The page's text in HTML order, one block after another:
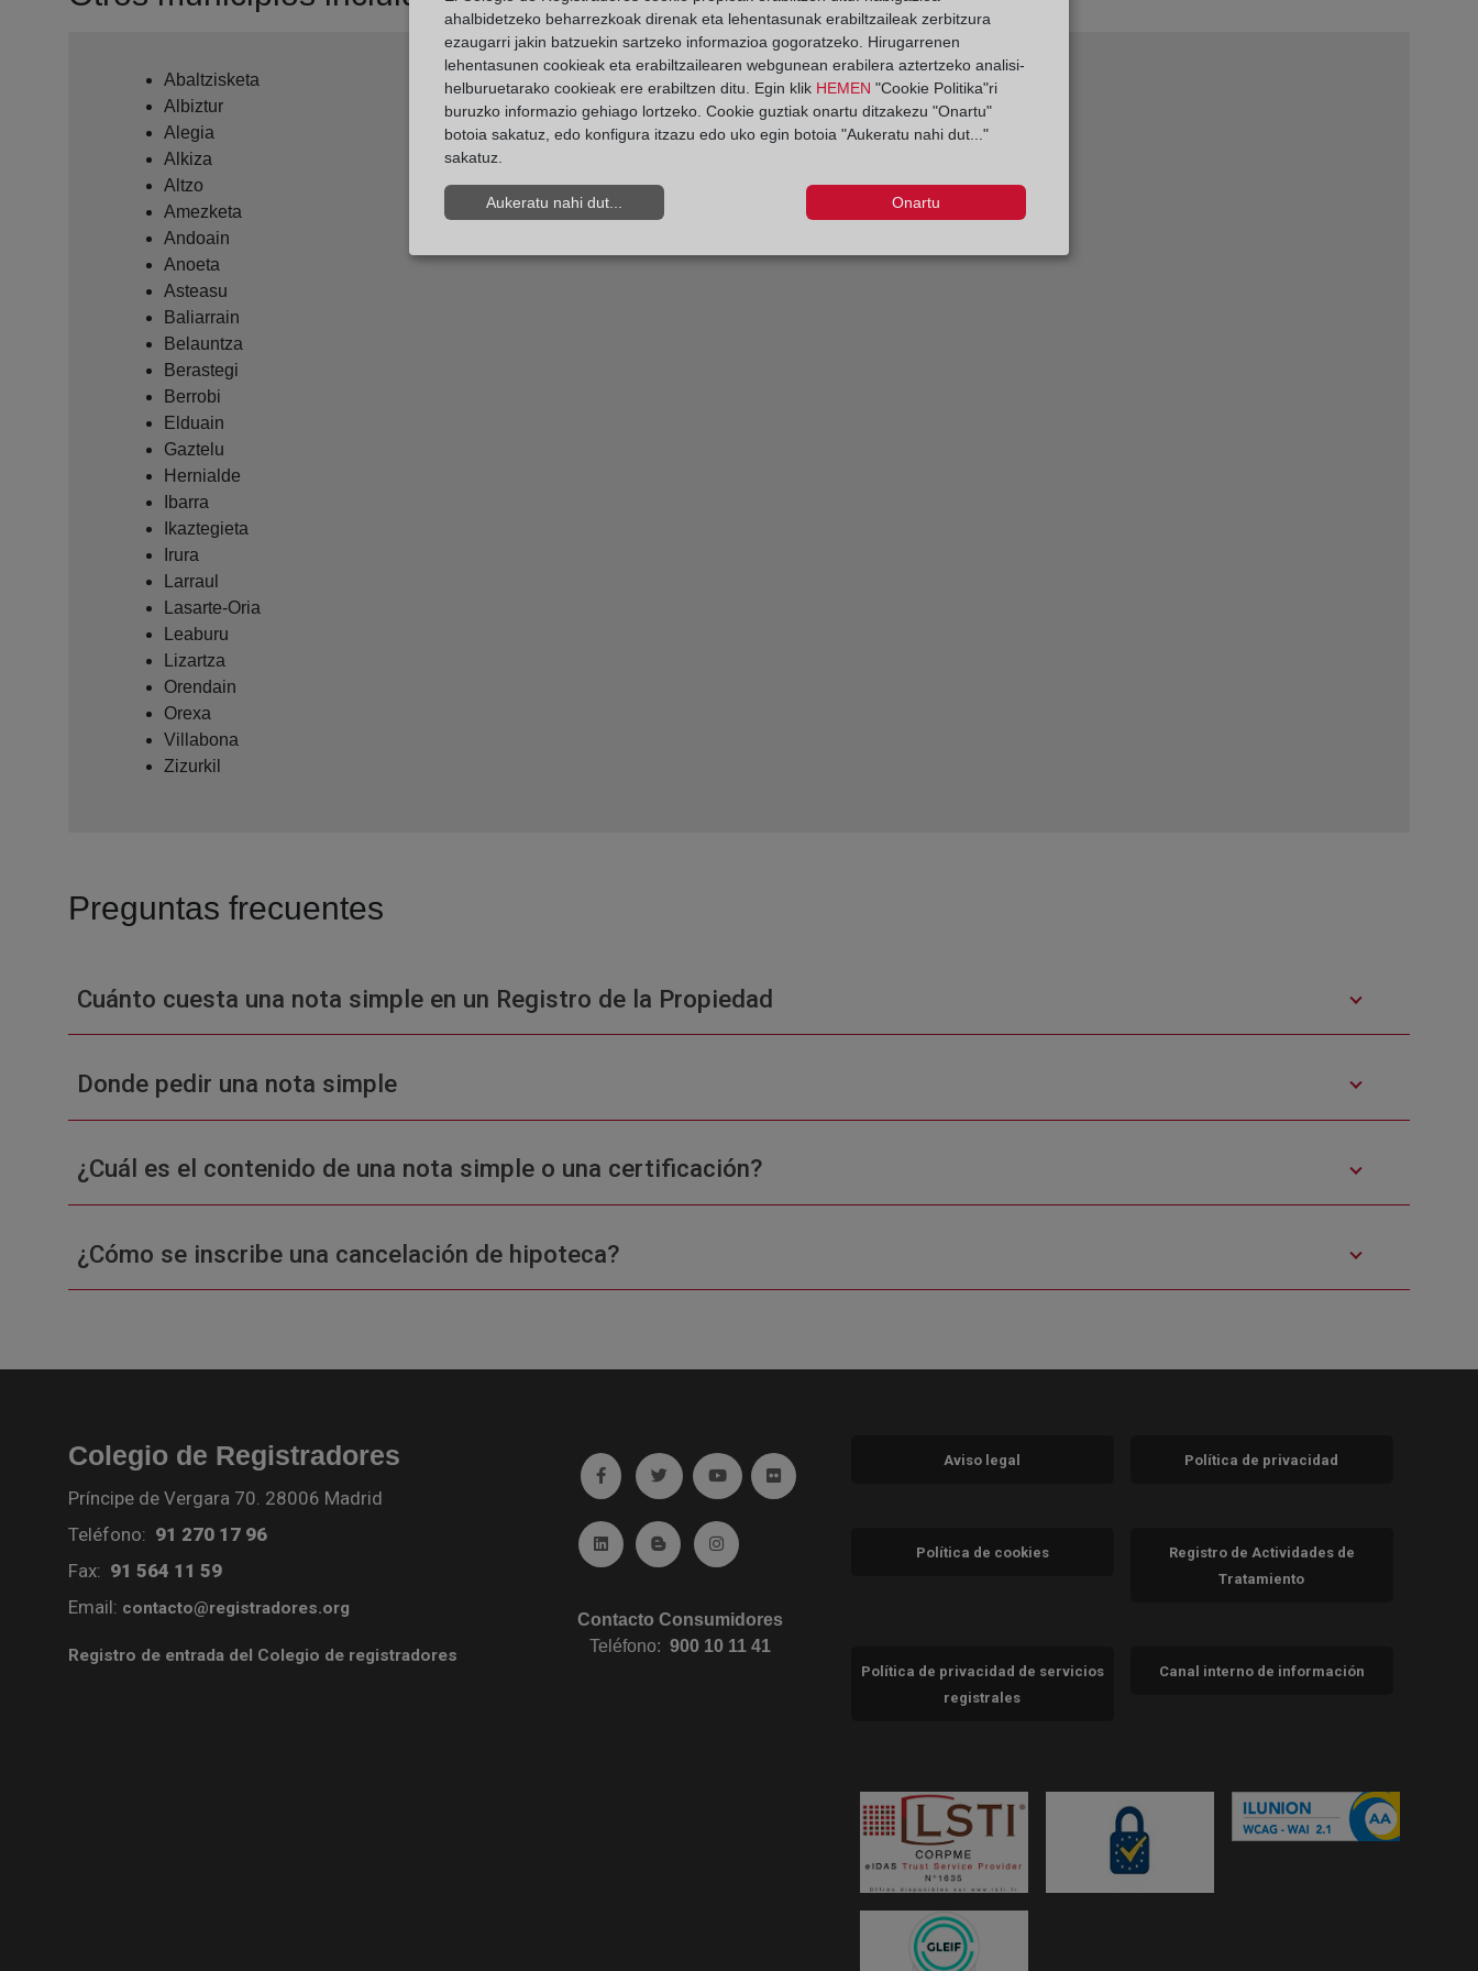
Abaltzisketa
Albiztur
Alegia
Alkiza
Altzo
Amezketa
Andoain
Anoeta
Asteasu
Baliarrain
Belauntza
Berastegi
Berrobi
Elduain
Gaztelu
Hernialde
Ibarra
Ikaztegieta
Irura
Larraul
Lasarte-Oria
Leaburu
Lizartza
Orendain
Orexa
Villabona
Zizurkil
Preguntas frecuentes
Cuánto cuesta una nota simple en un Registro de la Propiedad
Donde pedir una nota simple
¿Cuál es el contenido de una nota simple o una certificación?
¿Cómo se inscribe una cancelación de hipoteca?
Colegio de Registradores
Príncipe de Vergara 70. 28006 Madrid
Teléfono: 91 270 17 96
Fax: 91 564 11 59
Email: contacto@registradores.org
Registro de entrada del Colegio de registradores
Ir a facebook (abre en ventana nueva)
Ir a twitter (abre en ventana nueva)
Ir a YouTube (abre en ventana nueva)
Ir a Flickr (abre en ventana nueva)
Ir a Linkedin (abre en ventana nueva)
Ir al Blog (abre en ventana nueva)
Ir a Instagram (abre en ventana nueva)
Contacto Consumidores
Teléfono:900 10 11 41
Aviso legal Política de privacidad
Política de cookies
Registro de Actividades de
Tratamiento
Política de privacidad de servicios
registrales
Canal interno de información
ahalbidetzeko beharrezkoak direnak eta lehentasunak erabiltzaileak zerbitzura
ezaugarri jakin batzuekin sartzeko informazioa gogoratzeko. Hirugarrenen
lehentasunen cookieak eta erabiltzailearen webgunean erabilera aztertzeko analisi-
helburuetarako cookieak ere erabiltzen ditu. Egin klik HEMEN "Cookie Politika"ri
buruzko informazio gehiago lortzeko. Cookie guztiak onartu ditzakezu "Onartu"
botoia sakatuz, edo konfigura itzazu edo uko egin botoia "Aukeratu nahi dut..."
sakatuz.
Aukeratu nahi dut... Onartu